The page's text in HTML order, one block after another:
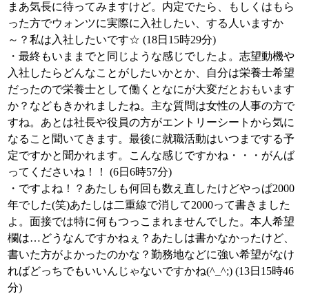
まあ気長に待ってみますけど。内定でたら、もしくはもら
った方でウォンツに実際に入社したい、する人いますか
～？私は入社したいです☆ (18日15時29分)
・最終もいままでと同じような感じでしたよ。志望動機や
入社したらどんなことがしたいかとか、自分は栄養士希望
だったので栄養士として働くとなにが大変だとおもいます
か？などもきかれましたね。主な質問は女性の人事の方で
すね。あとは社長や役員の方がエントリーシートから気に
なること聞いてきます。最後に就職活動はいつまでする予
定ですかと聞かれます。こんな感じですかね・・・がんば
ってくださいね！！ (6日6時57分)
・ですよね！？あたしも何回も数え直したけどやっぱ2000
年でした(笑)あたしは二重線で消して2000って書きました
よ。面接では特に何もつっこまれませんでした。本人希望
欄は…どうなんですかねぇ？あたしは書かなかったけど、
書いた方がよかったのかな？勤務地などに強い希望がなけ
ればどっちでもいいんじゃないですかね(^_^;) (13日15時46
分)